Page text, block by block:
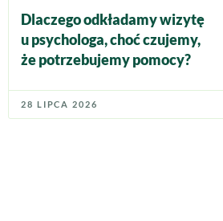
Dlaczego odkładamy wizytę
u psychologa, choć czujemy,
że potrzebujemy pomocy?
28 LIPCA 2026